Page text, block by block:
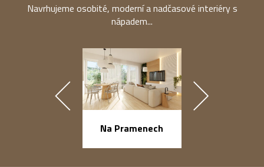
Navrhujeme osobité, moderní a nadčasové interiéry s
nápadem...
Na Pramenech